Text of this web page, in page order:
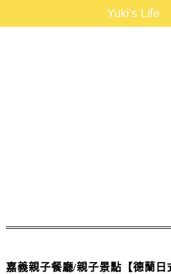
Yuki's LifeYuki's Life
嘉義親子餐廳/親子景點【德蘭日